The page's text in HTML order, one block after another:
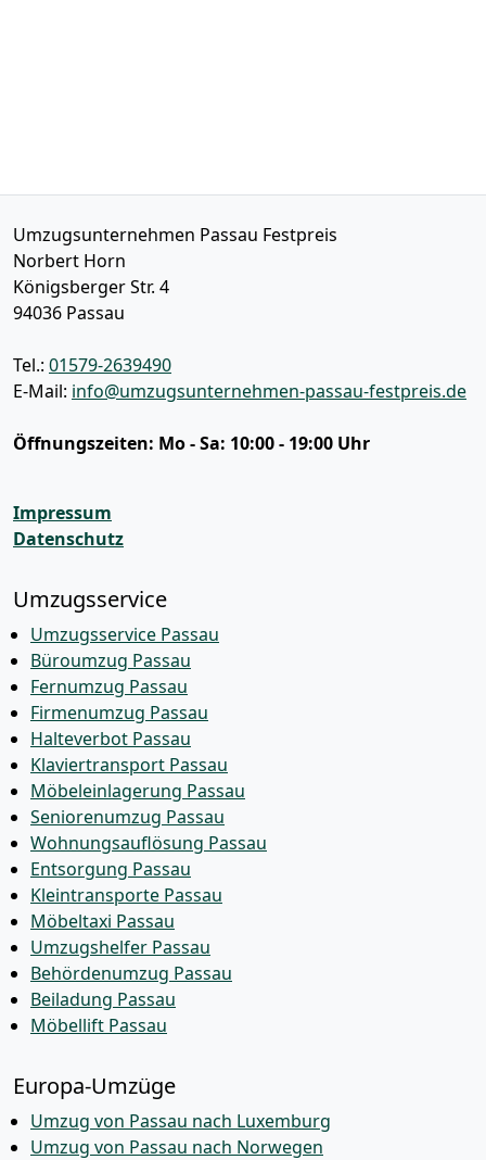
Umzugsunternehmen Passau Festpreis
Norbert Horn
Königsberger Str. 4
94036 Passau
Tel.: 01579-2639490
E-Mail: info@umzugsunternehmen-passau-festpreis.de
Öffnungszeiten: Mo - Sa: 10:00 - 19:00 Uhr
Impressum
Datenschutz
Umzugsservice
Umzugsservice Passau
Büroumzug Passau
Fernumzug Passau
Firmenumzug Passau
Halteverbot Passau
Klaviertransport Passau
Möbeleinlagerung Passau
Seniorenumzug Passau
Wohnungsauflösung Passau
Entsorgung Passau
Kleintransporte Passau
Möbeltaxi Passau
Umzugshelfer Passau
Behördenumzug Passau
Beiladung Passau
Möbellift Passau
Europa-Umzüge
Umzug von Passau nach Luxemburg
Umzug von Passau nach Norwegen